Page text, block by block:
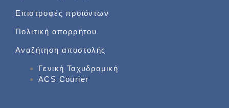
Επιστροφές προϊόντων
Πολιτική απορρήτου
Αναζήτηση αποστολής
Γενική Ταχυδρομική
ACS Courier